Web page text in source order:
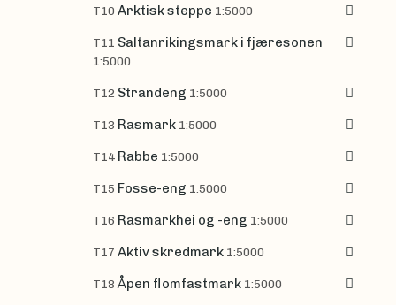
T10 Arktisk steppe 1:5000
T11 Saltanrikingsmark i fjæresonen
1:5000
T12 Strandeng 1:5000
T13 Rasmark 1:5000
T14 Rabbe 1:5000
T15 Fosse-eng 1:5000
T16 Rasmarkhei og -eng 1:5000
T17 Aktiv skredmark 1:5000
T18Åpen flomfastmark 1:5000